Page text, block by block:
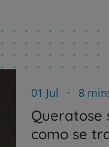
01 Jul 8
Queratose
como se